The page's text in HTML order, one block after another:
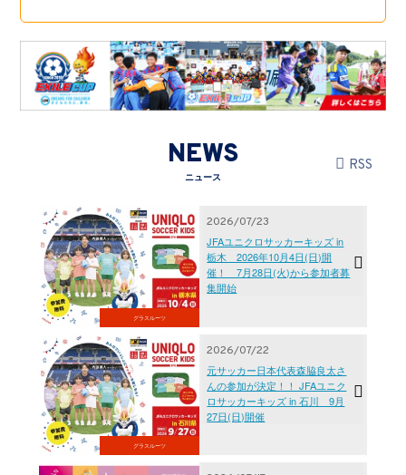
NEWS
ニュース
RSS
グラスルーツ
2026/07/23
JFAユニクロサッカーキッズ in
栃木 2026年10月4日(日)開
催！ 7月28日(火)から参加者募
集開始
グラスルーツ
2026/07/22
元サッカー日本代表森脇良太さ
んの参加が決定！！ JFAユニク
ロサッカーキッズ in 石川 9月
27日(日)開催